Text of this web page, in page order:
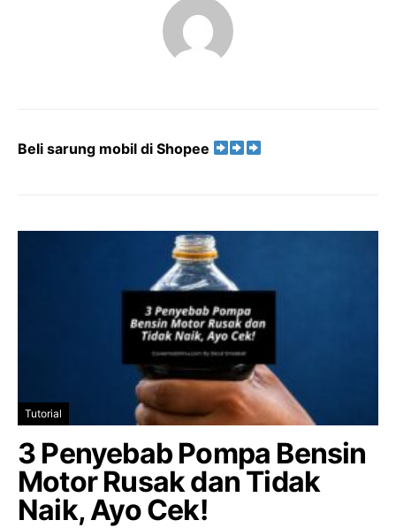
Beli sarung mobil di Shopee
Tutorial
3 Penyebab Pompa Bensin
Motor Rusak dan Tidak
Naik, Ayo Cek!